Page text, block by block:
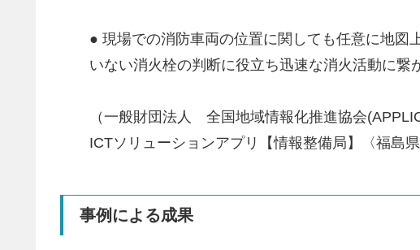
● 現場での消防車両の位置に関しても任意に地図
いない消火栓の判断に役立ち迅速な消火活動に繋
（一般財団法人 全国地域情報化推進協会
ICTソリューションアプリ【情報整備局】〈福島
事例による成果